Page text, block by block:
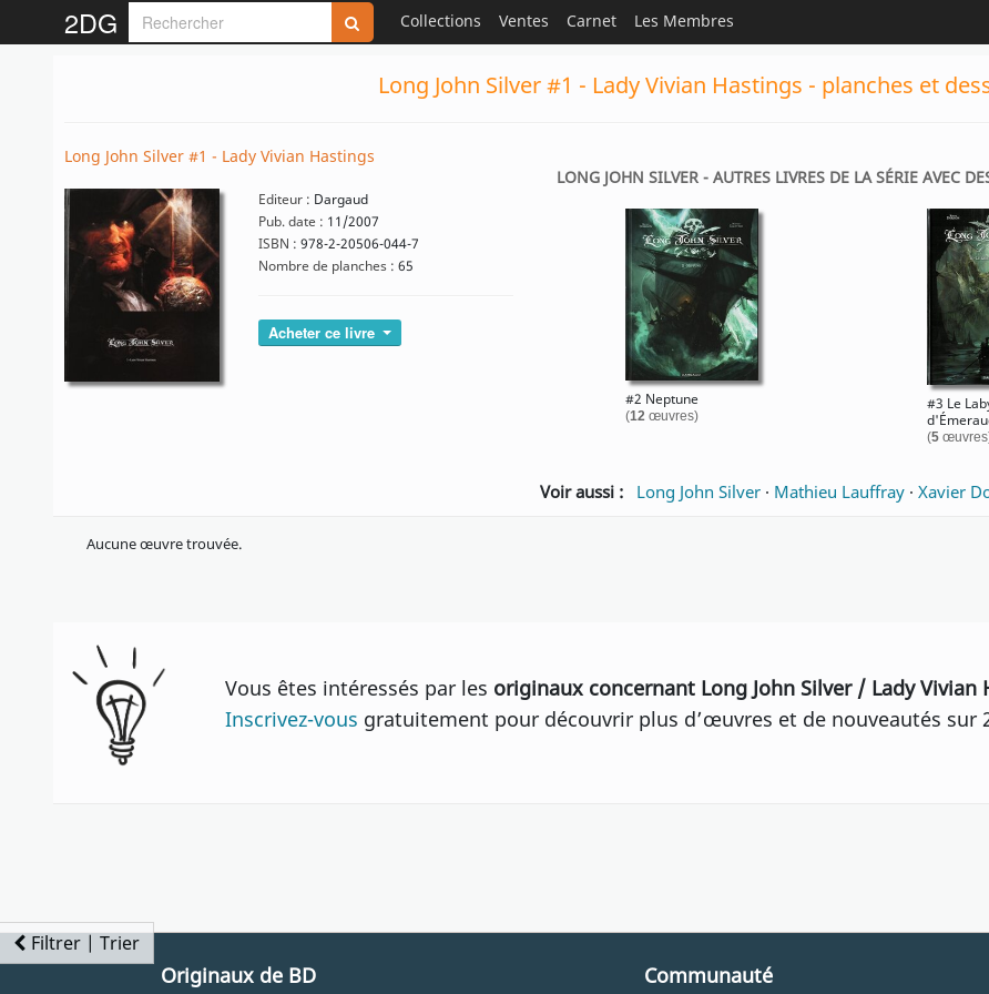
2DG Collections Ventes Carnet Les Membres
Long John Silver #1 - Lady Vivian Hastings - planches et
Long John Silver #1 - Lady Vivian Hastings
Editeur : Dargaud
Pub. date : 11/2007
ISBN : 978-2-20506-044-7
Nombre de planches : 65
Acheter ce livre
LONG JOHN SILVER - AUTRES LIVRES DE LA SÉRIE AVEC
#2 Neptune
(12œuvres)
#3 Le
(5
Voir aussi : Long John Silver · Mathieu Lauffray ·Xavier
Filtrer | Trier
Aucune œuvre trouvée.
Vous êtes intéressés par les originaux concernant Long John Silver / Lady Vivian
Inscrivez-vous gratuitement pour découvrir plus d’œuvres et de nouveautés sur
Originaux de BD Communauté